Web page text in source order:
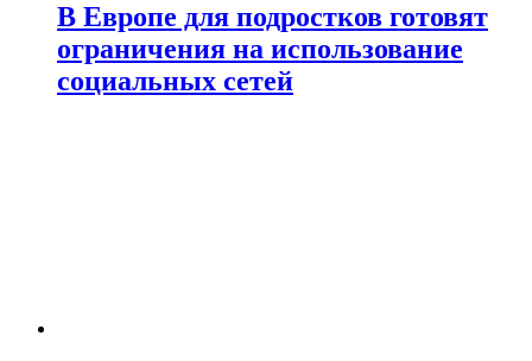
В Европе для подростков готовят
ограничения на использование
социальных сетей